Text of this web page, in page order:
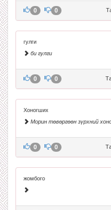
0 0
гулги
би гулги
0 0
Хоногших
Морин төвөргөөн зүрхний
0 0
жомбого